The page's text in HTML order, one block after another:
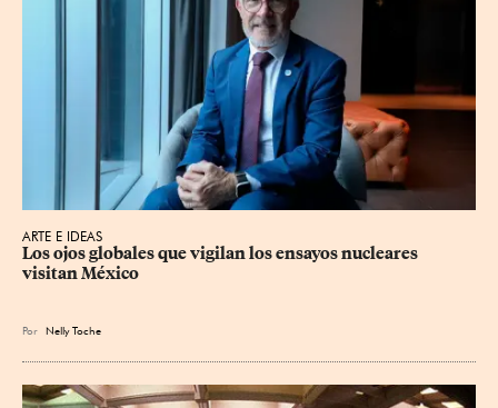
ARTE E IDEAS
Los ojos globales que vigilan los ensayos nucleares
visitan México
Por Nelly Toche